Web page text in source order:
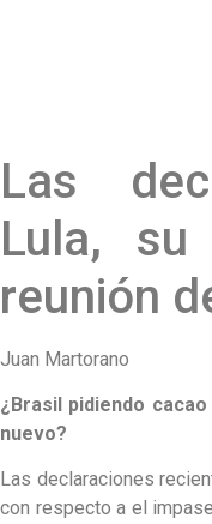
Las
Lula,
reunión
Juan Martorano
¿Brasil pidiendo
nuevo?
Las declaraciones
con respecto a el